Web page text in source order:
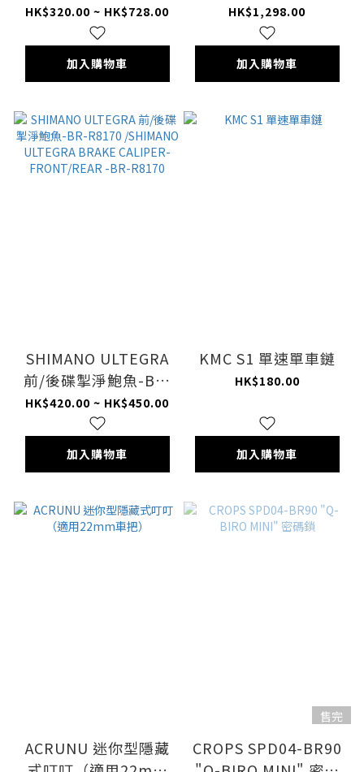
Shifters
HK$320.00 ~ HK$728.00
加入購物車
HK$1,298.00
加入購物車
SHIMANO ULTEGRA
前/後碟掣淨鮑魚-BR-
R8170 /SHIMANO
ULTEGRA BRAKE
CALIPER-
FRONT/REAR -BR-
HK$420.00 ~ HK$450.00
加入購物車
KMC S1 單速單車鏈
HK$180.00
加入購物車
ACRUNU 迷你型隱藏
售完
CROPS SPD04-BR90